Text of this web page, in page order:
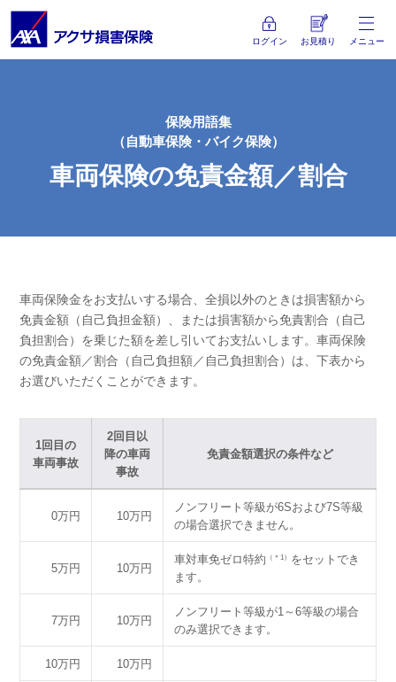
ログイン お見積り メニュー
保険用語集
（自動車保険・バイク保険）
車両保険の免責金額／割合
車両保険金をお支払いする場合、全損以外のときは損害額から
免責金額（自己負担金額）、または損害額から免責割合（自己
負担割合）を乗じた額を差し引いてお支払いします。車両保険
の免責金額／割合（自己負担額／自己負担割合）は、下表から
お選びいただくことができます。
1回目の
車両事故
2回目以
降の車両
事故
免責金額選択の条件など
0万円 10万円
ノンフリート等級が6Sおよび7S等級
の場合選択できません。
5万円 10万円
車対車免ゼロ特約 （＊1）
をセットでき
ます。
7万円 10万円
ノンフリート等級が1～6等級の場合
のみ選択できます。
10万円 10万円